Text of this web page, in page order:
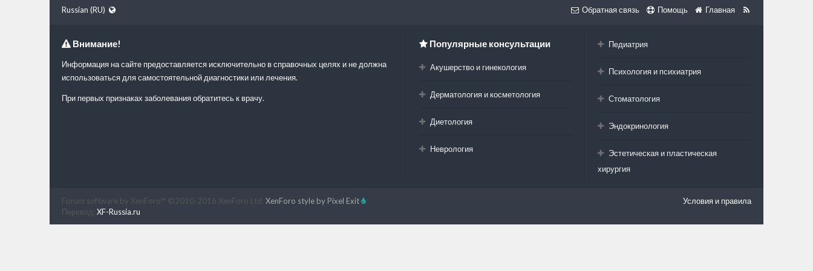
Russian (RU) Обратная связь Помощь Главная
Внимание!
Информация на сайте предоставляется исключительно в справочных целях и не должна
использоваться для самостоятельной диагностики или лечения.
При первых признаках заболевания обратитесь к врачу.
Популярные консультации
Акушерство и гинекология
Дерматология и косметология
Диетология
Неврология
Педиатрия
Психология и психиатрия
Стоматология
Эндокринология
Эстетическая и пластическая
хирургия
Условия и правила
Forum software by XenForo™ ©2010-2016 XenForo Ltd. XenForo style by Pixel Exit
Перевод: XF-Russia.ru